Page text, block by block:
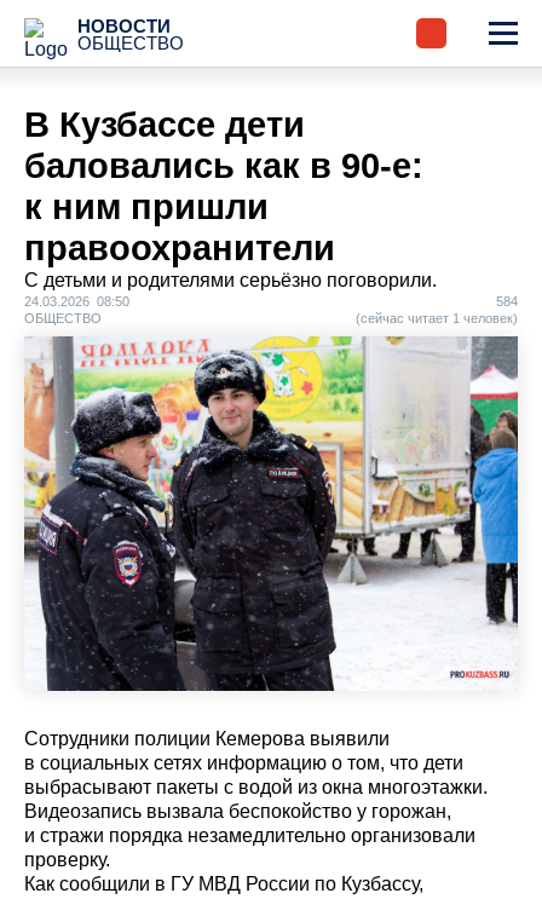
НОВОСТИ
ОБЩЕСТВО
В Кузбассе дети
баловались как в 90-е:
к ним пришли
правоохранители
С детьми и родителями серьёзно поговорили.
24.03.2026 08:50
ОБЩЕСТВО
584
(сейчас читает 1 человек)
Сотрудники полиции Кемерова выявили
в социальных сетях информацию о том, что дети
выбрасывают пакеты с водой из окна многоэтажки.
Видеозапись вызвала беспокойство у горожан,
и стражи порядка незамедлительно организовали
проверку.
Как сообщили в ГУ МВД России по Кузбассу,